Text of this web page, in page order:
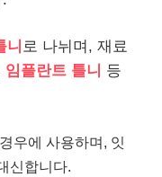
니 로 나뉘며, 재료
임플란트 틀니 등
우에 사용하며, 잇
신합니다.